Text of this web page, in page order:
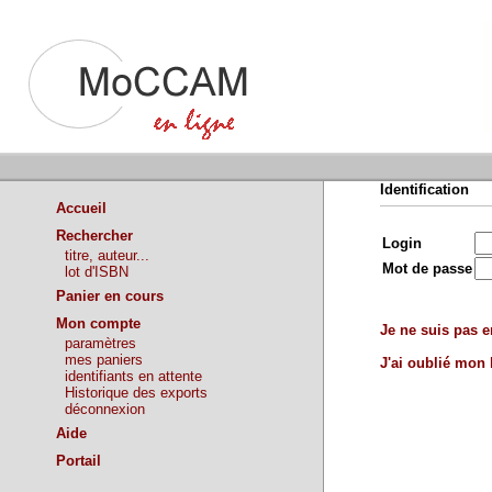
Accueil
Rechercher
titre, auteur...
lot d'ISBN
Panier en cours
Mon compte
paramètres
mes paniers
identifiants en attente
Historique des exports
déconnexion
Aide
Portail
Identification
Login
Mot de passe
Je ne suis pas
J'ai oublié mon